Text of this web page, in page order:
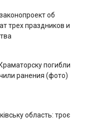
об
трех праздников и
погибли
ранения (фото)
область: троє